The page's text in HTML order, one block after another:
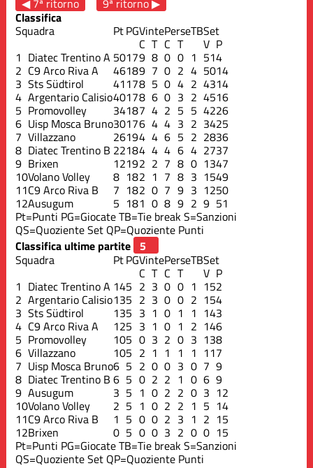
Classifica
Squadra PtPGVintePerseTBSet
C T C T V P
1 Diatec Trentino A 50179 8 0 0 1 514
2 C9 Arco Riva A 46189 7 0 2 4 5014
3 Sts Südtirol 41178 5 0 4 2 4314
4 Argentario Calisio40178 6 0 3 2 4516
5 Promovolley 34187 4 2 5 5 4226
6 Uisp Mosca Bruno30176 4 4 3 2 3425
7 Villazzano 26194 4 6 5 2 2836
8 Diatec Trentino B 22184 4 4 6 4 2737
9 Brixen 12192 2 7 8 0 1347
10Volano Volley 8 182 1 7 8 3 1549
11C9 Arco Riva B 7 182 0 7 9 3 1250
12Ausugum 5 181 0 8 9 2 9 51
Pt=Punti PG=GiocateTB=Tie breakS=Sanzioni
QS=Quoziente Set QP=Quoziente Punti
Classifica ultime partite
Squadra
PtPGVintePerseTBSet
C T C T V P
1 Diatec Trentino A 145 2 3 0 0 1 152
2 Argentario Calisio135 2 3 0 0 2 154
3 Sts Südtirol 135 3 1 0 1 1 143
4 C9 Arco Riva A 125 3 1 0 1 2 146
5 Promovolley 105 0 3 2 0 3 138
6 Villazzano 105 2 1 1 1 1 117
7 Uisp Mosca Bruno6 5 2 0 0 3 0 7 9
8 Diatec Trentino B 6 5 0 2 2 1 0 6 9
9 Ausugum 3 5 1 0 2 2 0 3 12
10Volano Volley 2 5 1 0 2 2 1 5 14
11C9 Arco Riva B 1 5 0 0 2 3 1 2 15
12Brixen 0 5 0 0 3 2 0 0 15
Pt=Punti PG=GiocateTB=Tie breakS=Sanzioni
QS=Quoziente Set QP=Quoziente Punti